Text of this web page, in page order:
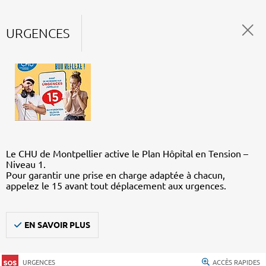
URGENCES
Le CHU de Montpellier active le Plan Hôpital en Tension –
Niveau 1.
Pour garantir une prise en charge adaptée à chacun,
appelez le 15 avant tout déplacement aux urgences.
EN SAVOIR PLUS
URGENCES ACCÈS RAPIDES